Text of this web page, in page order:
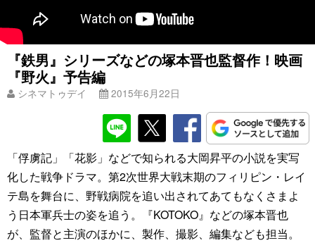
『鉄男』シリーズなどの塚本晋也監督作！映画
『野火』予告編
シネマトゥデイ 2015年6月22日
「俘虜記」「花影」などで知られる大岡昇平の小説を実写
化した戦争ドラマ。第2次世界大戦末期のフィリピン・レイ
テ島を舞台に、野戦病院を追い出されてあてもなくさまよ
う日本軍兵士の姿を追う。『KOTOKO』などの塚本晋也
が、監督と主演のほかに、製作、撮影、編集なども担当。